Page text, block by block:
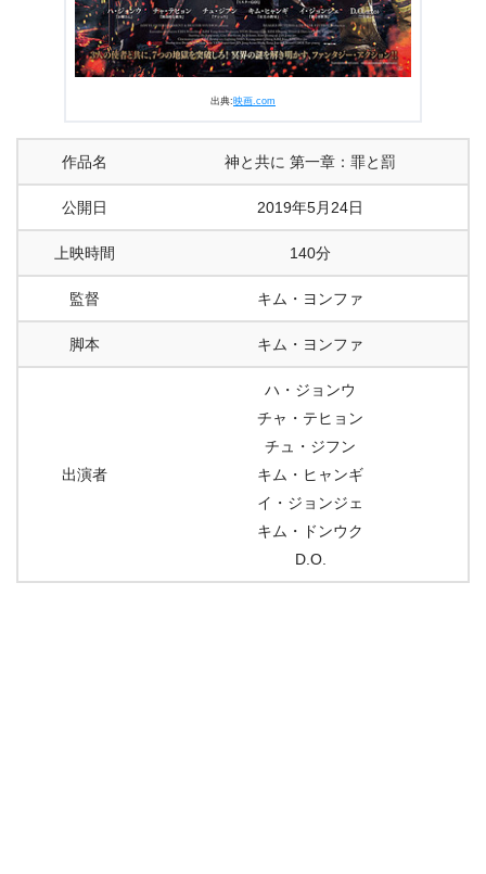
出典:映画.com
作品名 神と共に 第一章：罪と罰
公開日 2019年5月24日
上映時間 140分
監督 キム・ヨンファ
脚本 キム・ヨンファ
出演者
ハ・ジョンウ
チャ・テヒョン
チュ・ジフン
キム・ヒャンギ
イ・ジョンジェ
キム・ドンウク
D.O.